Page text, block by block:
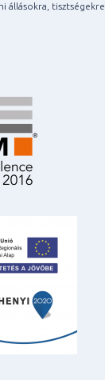
állásokra, tisztségekre